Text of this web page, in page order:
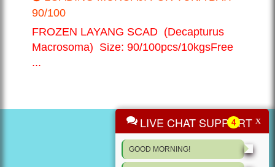
90/100
FROZEN LAYANG SCAD (Decapturus
Macrosoma) Size: 90/100pcs/10kgsFree
...
LIVE CHAT SUPPORT
4 x
GOOD MORNING!